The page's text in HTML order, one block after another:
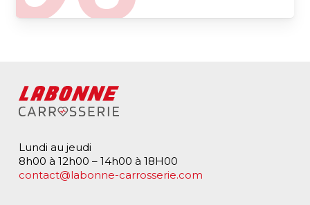
Lundi au jeudi
8h00 à 12h00 – 14h00 à 18H00
contact@labonne-carrosserie.com